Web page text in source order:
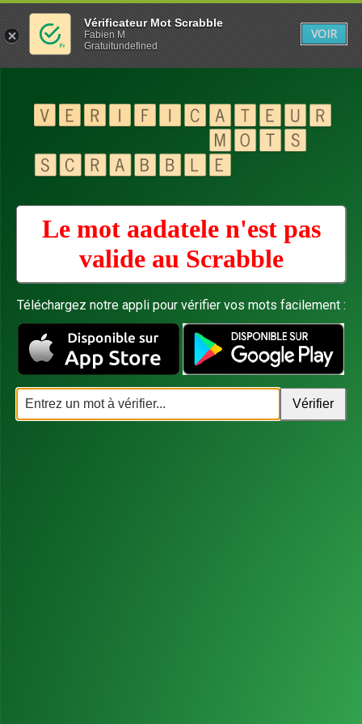
Le mot aadatele n'est pas
valide au Scrabble
Téléchargez notre appli pour vérifier vos mots facilement :
Vérificateur Mot Scrabble
Fabien M
Gratuitundefined
VOIR